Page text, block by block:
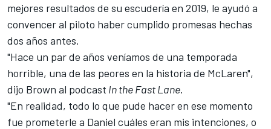
mejores resultados de su escudería en 2019, le ayudó a
convencer al piloto haber cumplido promesas hechas
dos años antes.
"Hace un par de años veníamos de una temporada
horrible, una de las peores en la historia de McLaren",
dijo Brown al podcast In the Fast Lane.
"En realidad, todo lo que pude hacer en ese momento
fue prometerle a Daniel cuáles eran mis intenciones, o